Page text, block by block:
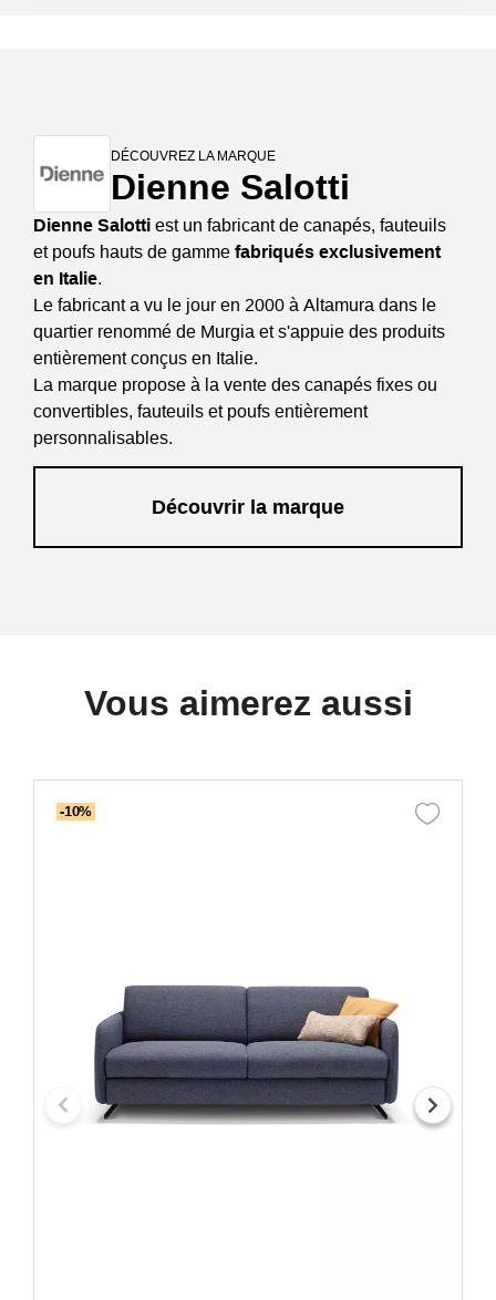
DÉCOUVREZ LA MARQUE
Dienne Salotti
Dienne Salotti est un fabricant de canapés, fauteuils
et poufs hauts de gamme fabriqués exclusivement
en Italie.
Le fabricant a vu le jour en 2000 à Altamura dans le
quartier renommé de Murgia et s'appuie des produits
entièrement conçus en Italie.
La marque propose à la vente des canapés fixes ou
convertibles, fauteuils et poufs entièrement
personnalisables.
Découvrir la marque
Vous aimerez aussi
-10%